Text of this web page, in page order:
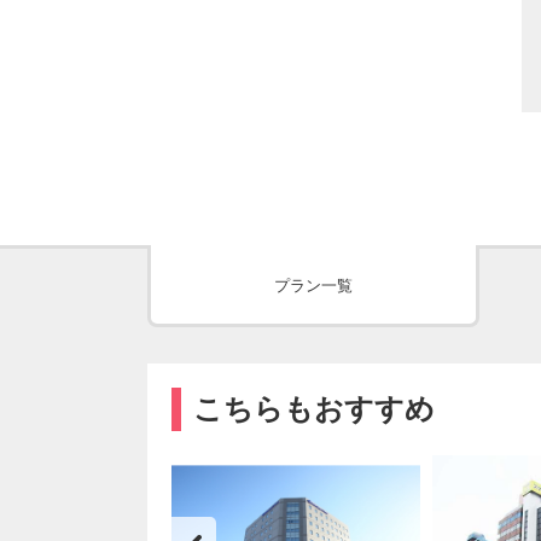
プラン一覧
こちらもおすすめ